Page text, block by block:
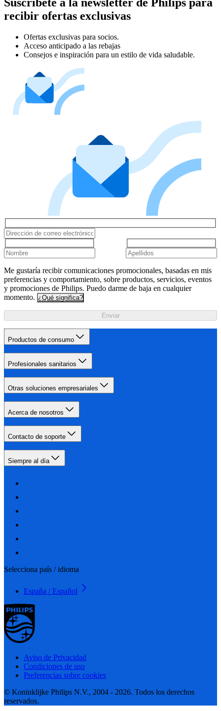
Suscríbete a la newsletter de Philips para
recibir ofertas exclusivas
Ofertas exclusivas para socios.
Acceso anticipado a las rebajas
Consejos e inspiración para un estilo de vida saludable.
Me gustaría recibir comunicaciones promocionales, basadas en mis
preferencias y comportamiento, sobre productos, servicios, eventos
y promociones de Philips. Puedo darme de baja en cualquier
momento. ¿Qué significa?
Enviar
Productos de consumo
Profesionales sanitarios
Otras soluciones empresariales
Acerca de nosotros
Contacto de soporte
Siempre al día
Selecciona país / idioma
España / Español
Aviso de Privacidad
Condiciones de uso
Preferencias sobre cookies
© Koninklijke Philips N.V., 2004 - 2026. Todos los derechos
reservados.